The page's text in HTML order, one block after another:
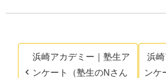
浜崎アカデミー｜塾生ア
ンケート（塾生のNさん
浜
ンケ